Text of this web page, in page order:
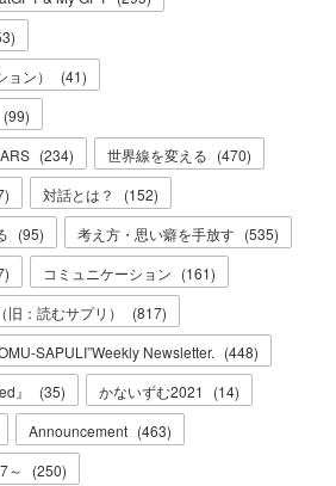
)
ン）
(41)
(99)
(234) 世界線を変える (470)
) 対話とは？ (152)
(95) 考え方・思い癖を手放す (535)
) コミュニケーション (161)
：読むサプリ）
(817)
SAPULI”Weekly Newsletter. (448)
』
(35) かないずむ2021 (14)
Announcement (463)
～
(250)